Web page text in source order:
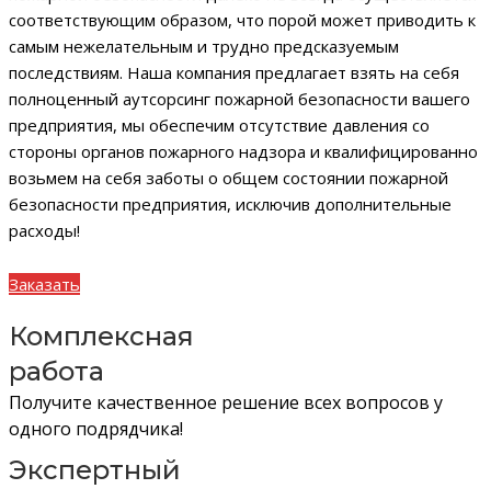
соответствующим образом, что порой может приводить к
самым нежелательным и трудно предсказуемым
последствиям. Наша компания предлагает взять на себя
полноценный аутсорсинг пожарной безопасности вашего
предприятия, мы обеспечим отсутствие давления со
стороны органов пожарного надзора и квалифицированно
возьмем на себя заботы о общем состоянии пожарной
безопасности предприятия, исключив дополнительные
расходы!
Заказать
Комплексная
работа
Получите качественное решение всех вопросов у
одного подрядчика!
Экспертный